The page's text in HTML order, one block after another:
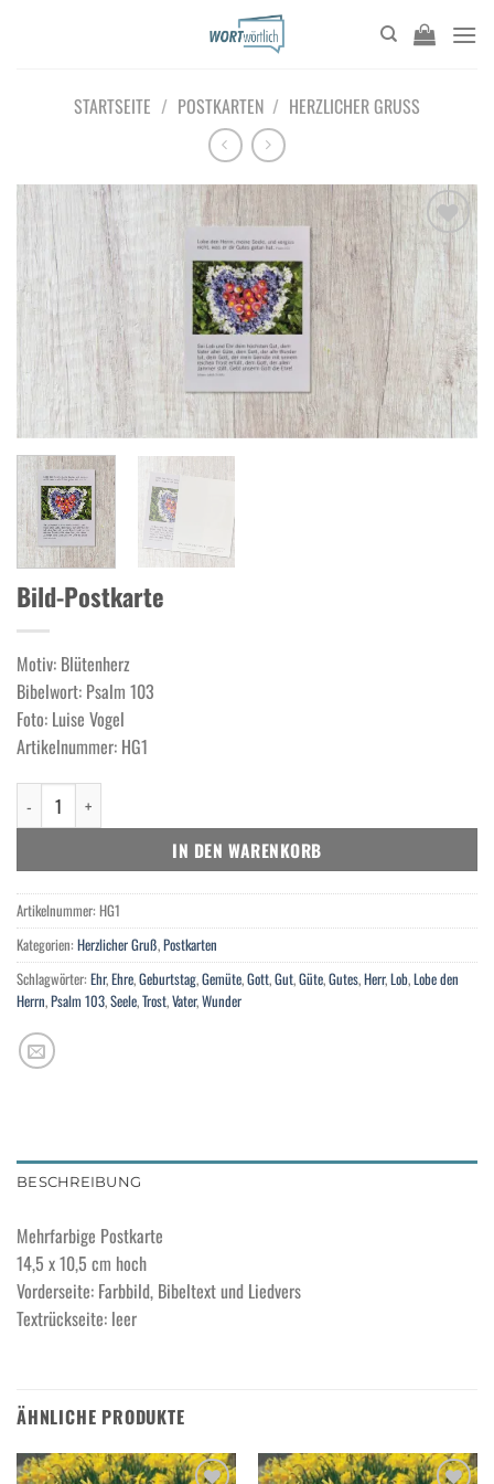
STARTSEITE / POSTKARTEN / HERZLICHER GRUSS
Add to
wishlist
Bild-Postkarte
Motiv: Blütenherz
Bibelwort: Psalm 103
Foto: Luise Vogel
Artikelnummer: HG1
Bild-Postkarte Menge
IN DEN WARENKORB
Artikelnummer: HG1
Kategorien: Herzlicher Gruß,Postkarten
Schlagwörter: Ehr,Ehre,Geburtstag,Gemüte,Gott,Gut,Güte,Gutes,Herr,Lob,Lobe den
Herrn,Psalm 103,Seele,Trost,Vater,Wunder
BESCHREIBUNG
Mehrfarbige Postkarte
14,5 x 10,5 cm hoch
Vorderseite: Farbbild, Bibeltext und Liedvers
Textrückseite: leer
ÄHNLICHE PRODUKTE